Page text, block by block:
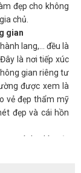
đẹp cho không
chủ.
gian
lang,… đều là
là nơi tiếp xúc
gian riêng tư
được xem là
vẻ đẹp thẩm mỹ
đẹp và cái hồn
mình, thì một